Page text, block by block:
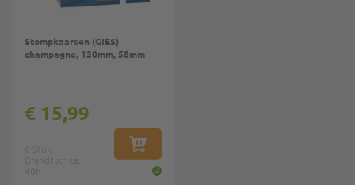
Stompkaarsen (GIES)
champagne, 130mm, 58mm
IN WINKELWAGEN
€ 15,99